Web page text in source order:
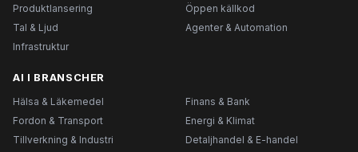
Produktlansering
Öppen källkod
Tal & Ljud
Agenter & Automation
Infrastruktur
AI I BRANSCHER
Hälsa & Läkemedel
Finans & Bank
Fordon & Transport
Energi & Klimat
Tillverkning & Industri
Detaljhandel & E-handel